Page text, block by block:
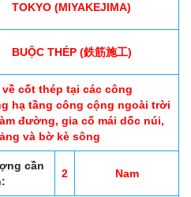
TOKYO (MIYAKEJIMA)
BUỘC THÉP (鉄筋施工)
về cốt thép tại các công
hạ tầng công cộng ngoài trời
đường, gia cố mái dốc núi,
và bờ kè sông
cần
2 Nam